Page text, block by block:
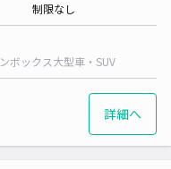
制限なし
ボックス大型車・SUV
詳細へ